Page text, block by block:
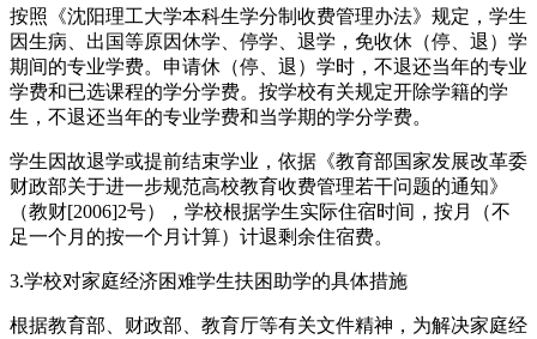
按照《沈阳理工大学本科生学分制收费管理办法》规定，学生
因生病、出国等原因休学、停学、退学，免收休（停、退）学
期间的专业学费。申请休（停、退）学时，不退还当年的专业
学费和已选课程的学分学费。按学校有关规定开除学籍的学
生，不退还当年的专业学费和当学期的学分学费。
学生因故退学或提前结束学业，依据《教育部国家发展改革委
财政部关于进一步规范高校教育收费管理若干问题的通知》
（教财[2006]2号），学校根据学生实际住宿时间，按月（不
足一个月的按一个月计算）计退剩余住宿费。
3.学校对家庭经济困难学生扶困助学的具体措施
根据教育部、财政部、教育厅等有关文件精神，为解决家庭经